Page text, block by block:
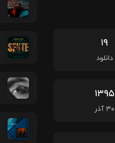
۱۹
دانلود
۱۳۹۵
۳۰ آذر